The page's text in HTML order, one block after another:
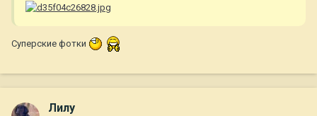
Суперские фотки
Лилу